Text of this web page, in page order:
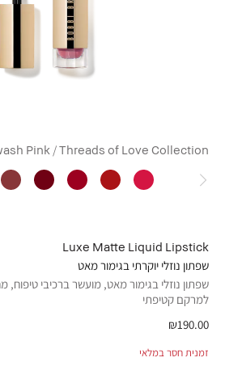
Pink / Threads of Love Collection
Luxe Matte Liquid Lipstick
שפתון נוזלי יוקרתי בגימור מאט
שפתון נוזלי בגימור מאט, מועשר ברכיבי
למרקם קטיפתי
₪190.00
זמנית חסר במלאי